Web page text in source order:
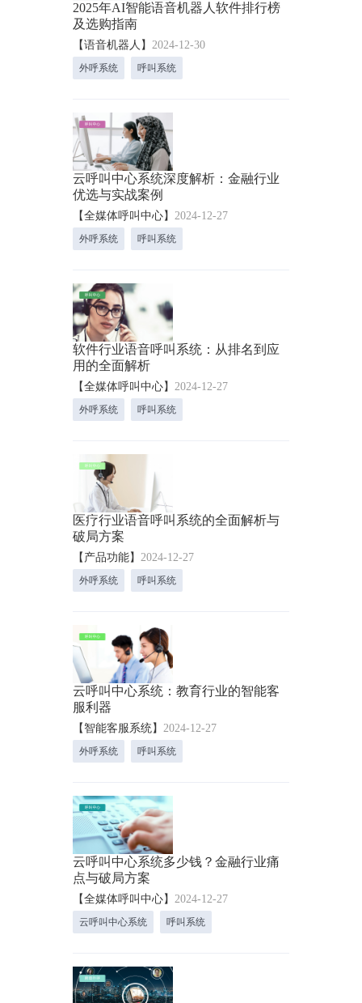
2025年AI智能语音机器人软件排行榜
及选购指南
【语音机器人】2024-12-30
外呼系统 呼叫系统
云呼叫中心系统深度解析：金融行业
优选与实战案例
【全媒体呼叫中心】2024-12-27
外呼系统 呼叫系统
软件行业语音呼叫系统：从排名到应
用的全面解析
【全媒体呼叫中心】2024-12-27
外呼系统 呼叫系统
医疗行业语音呼叫系统的全面解析与
破局方案
【产品功能】2024-12-27
外呼系统 呼叫系统
云呼叫中心系统：教育行业的智能客
服利器
【智能客服系统】2024-12-27
外呼系统 呼叫系统
云呼叫中心系统多少钱？金融行业痛
点与破局方案
【全媒体呼叫中心】2024-12-27
云呼叫中心系统 呼叫系统